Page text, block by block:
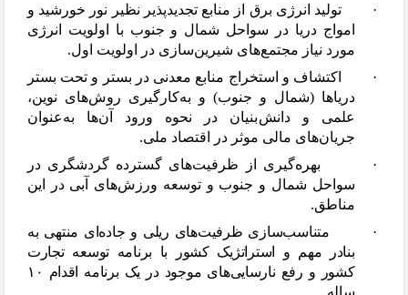
· تولید انرژی برق از منابع تجدیدپذیر نظیر نور خورشید و
امواج دریا در سواحل شمال و جنوب با اولویت انرژی
مورد نیاز مجتمعهای شیرینسازی در اولویت اول.
· اکتشاف و استخراج منابع معدنی در بستر و تحت بستر
دریاها (شمال و جنوب) و بهکارگیری روشهای نوین،
علمی و دانشبنیان در نحوه ورود آنها بهعنوان
جریانهای مالی موثر در اقتصاد ملی.
· بهرهگیری از ظرفیتهای گسترده گردشگری در
سواحل شمال و جنوب و توسعه ورزشهای آبی در این
مناطق.
· متناسبسازی ظرفیتهای ریلی و جاده ای منتهی به
بنادر مهم و استراتژیک کشور با برنامه توسعه تجارت
کشور و رفع نارسایی
های موجود در یک برنامه اقدام ۱۰
ساله.